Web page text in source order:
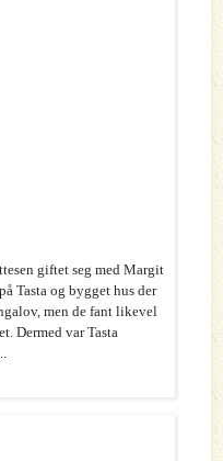
giftet seg med Margit
Tasta og bygget hus der
men de fant likevel
Dermed var Tasta